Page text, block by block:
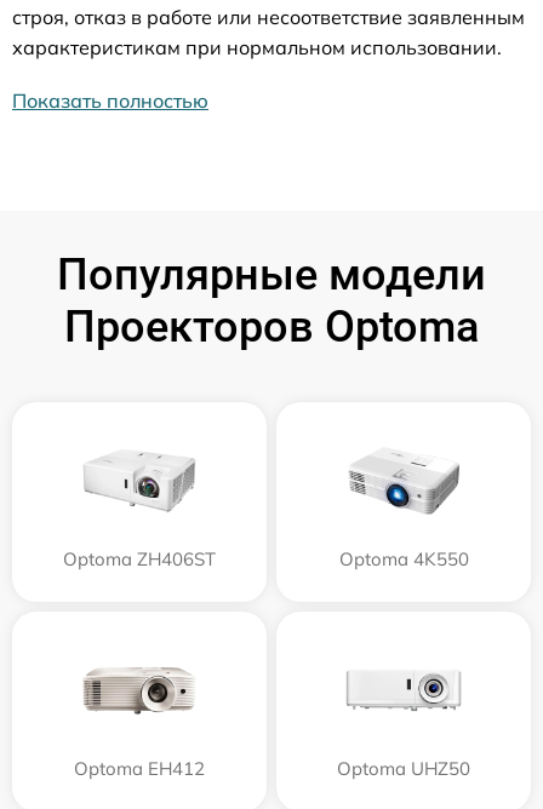
строя, отказ в работе или несоответствие заявленным
характеристикам при нормальном использовании.
Показать полностью
Популярные модели
Проекторов Optoma
Optoma ZH406ST Optoma 4K550
Optoma EH412 Optoma UHZ50